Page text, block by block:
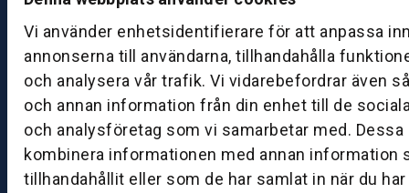
Vi använder enhetsidentifierare för att anpassa
annonserna till användarna, tillhandahålla
och analysera vår trafik. Vi vidarebefordrar även
och annan information från din enhet till de
och analysföretag som vi samarbetar med. Dessa
kombinera informationen med annan information
tillhandahållit eller som de har samlat in när du
a
g:
0
0
–
1
7: